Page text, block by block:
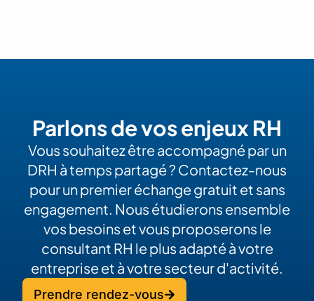
Parlons de vos enjeux RH
Vous souhaitez être accompagné par un
DRH à temps partagé ? Contactez-nous
pour un premier échange gratuit et sans
engagement. Nous étudierons ensemble
vos besoins et vous proposerons le
consultant RH le plus adapté à votre
entreprise et à votre secteur d'activité.
Prendre rendez-vous